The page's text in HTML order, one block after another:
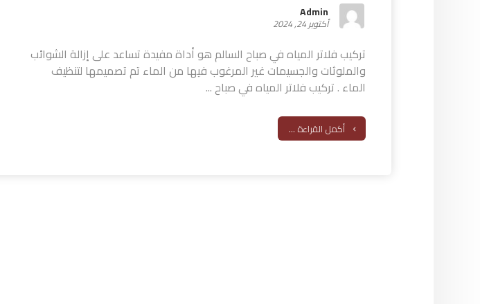
Admin
أكتوبر 24, 2024
تركيب فلاتر المياه في صباح السالم هو أداة مفيدة تساعد على إزالة الشوائب
والملوثات والجسيمات غير المرغوب فيها من الماء تم تصميمها لتنظيف
الماء . تركيب فلاتر المياه في صباح ...
أكمل القراءة ...